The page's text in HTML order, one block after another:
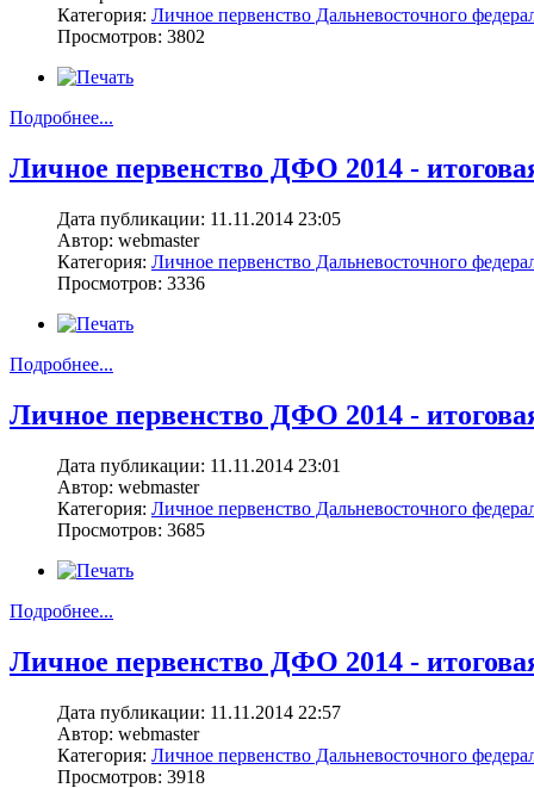
Категория: Личное первенство Дальневосточного
Просмотров: 3802
Подробнее...
Личное первенство ДФО 2014 -
Дата публикации: 11.11.2014 23:05
Автор: webmaster
Категория: Личное первенство Дальневосточного
Просмотров: 3336
Подробнее...
Личное первенство ДФО 2014 -
Дата публикации: 11.11.2014 23:01
Автор: webmaster
Категория: Личное первенство Дальневосточного
Просмотров: 3685
Подробнее...
Личное первенство ДФО 2014 -
Дата публикации: 11.11.2014 22:57
Автор: webmaster
Категория: Личное первенство Дальневосточного
Просмотров: 3918